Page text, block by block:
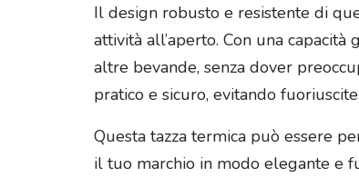
Il design robusto e resistente di
attività all’aperto. Con una
altre bevande, senza dover
pratico e sicuro, evitando
Questa tazza termica può essere
il tuo marchio in modo elegante e